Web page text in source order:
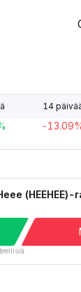
14
-
(HEEHEE)-